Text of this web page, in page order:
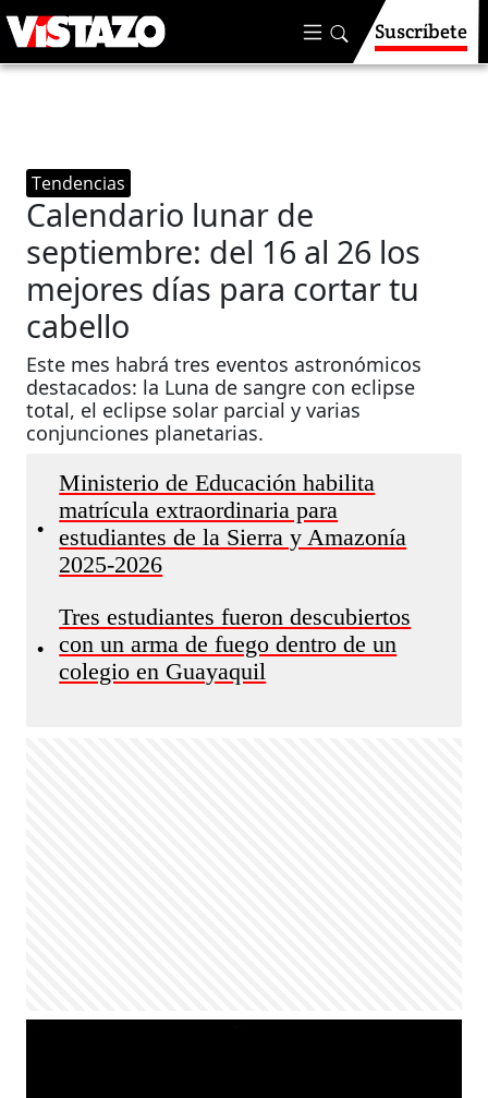
Suscríbete
Tendencias
Calendario lunar de
septiembre: del 16 al 26 los
mejores días para cortar tu
cabello
Este mes habrá tres eventos astronómicos
destacados: la Luna de sangre con eclipse
total, el eclipse solar parcial y varias
conjunciones planetarias.
•
Ministerio de Educación habilita
matrícula extraordinaria para
estudiantes de la Sierra y Amazonía
2025-2026
•
Tres estudiantes fueron descubiertos
con un arma de fuego dentro de un
colegio en Guayaquil